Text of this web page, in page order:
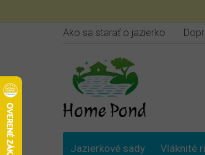
Ako sa starať o jazierko
Jazierkové sady Vláknité